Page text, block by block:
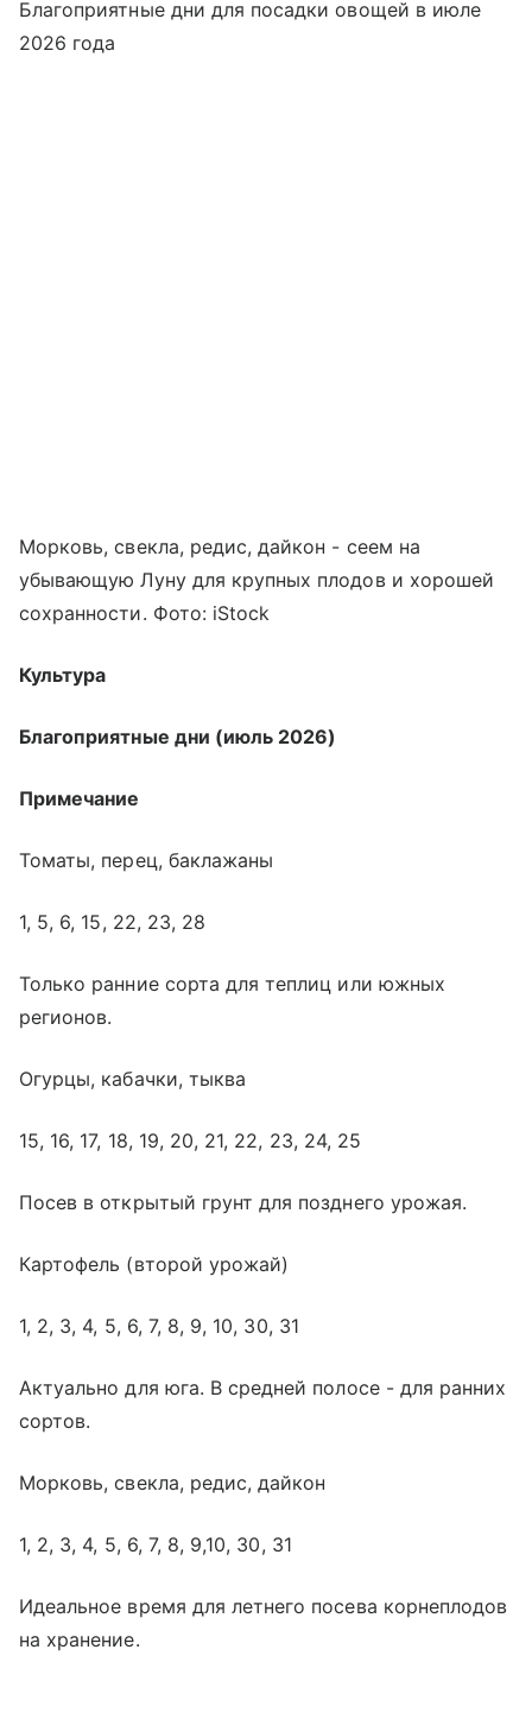
Благоприятные дни для посадки овощей в июле
2026 года
Морковь, свекла, редис, дайкон - сеем на
убывающую Луну для крупных плодов и хорошей
сохранности. Фото: iStock
Культура
Благоприятные дни (июль 2026)
Примечание
Томаты, перец, баклажаны
1, 5, 6, 15, 22, 23, 28
Только ранние сорта для теплиц или южных
регионов.
Огурцы, кабачки, тыква
15, 16, 17, 18, 19, 20, 21, 22, 23, 24, 25
Посев в открытый грунт для позднего урожая.
Картофель (второй урожай)
1, 2, 3, 4, 5, 6, 7, 8, 9, 10, 30, 31
Актуально для юга. В средней полосе - для ранних
сортов.
Морковь, свекла, редис, дайкон
1, 2, 3, 4, 5, 6, 7, 8, 9,10, 30, 31
Идеальное время для летнего посева корнеплодов
на хранение.